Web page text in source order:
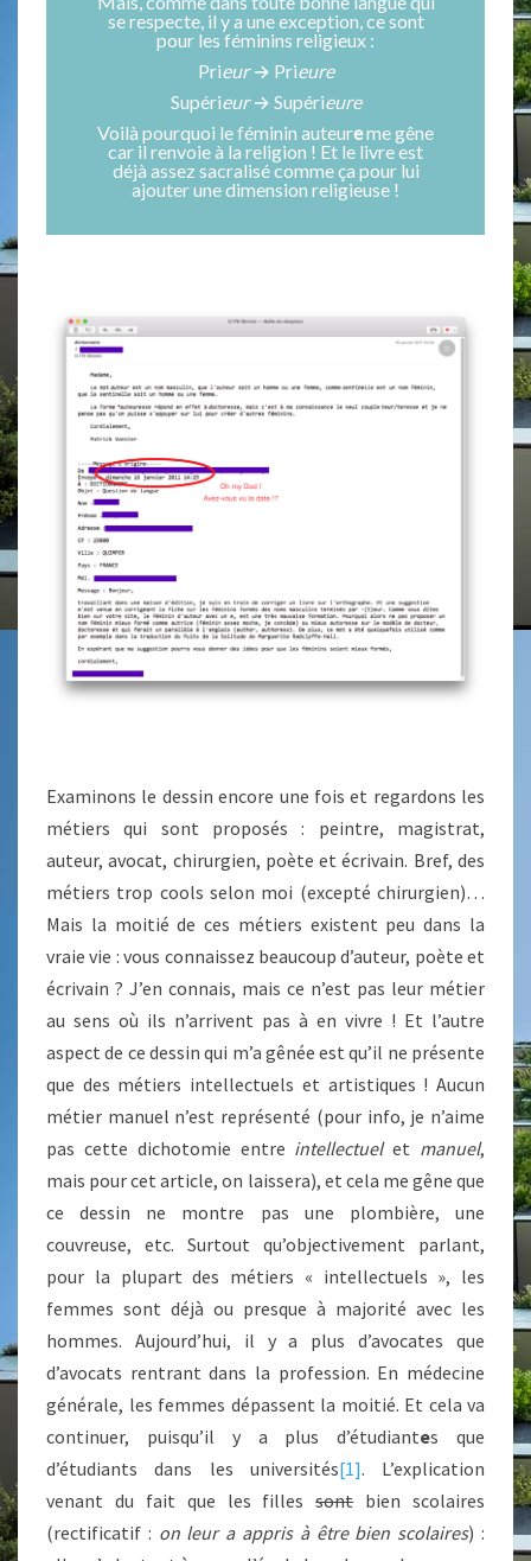
se respecte, il y a une exception, ce sont
pour les féminins religieux :
Prieur→ Prieure
Supérieur→ Supérieure
Voilà pourquoi le féminin auteureme gêne
car il renvoie à la religion ! Et le livre est
déjà assez sacralisé comme ça pour lui
ajouter une dimension religieuse !
Examinons le dessin encore une fois et regardons les
métiers qui sont proposés : peintre, magistrat,
auteur, avocat, chirurgien, poète et écrivain. Bref, des
métiers trop cools selon moi (excepté chirurgien)…
Mais la moitié de ces métiers existent peu dans la
vraie vie : vous connaissez beaucoup d’auteur, poète et
écrivain ? J’en connais, mais ce n’est pas leur métier
au sens où ils n’arrivent pas à en vivre ! Et l’autre
aspect de ce dessin qui m’a gênée est qu’il ne présente
que des métiers intellectuels et artistiques ! Aucun
métier manuel n’est représenté (pour info, je n’aime
pas cette dichotomie entre intellectuelet manuel,
mais pour cet article, on laissera), et cela me gêne que
ce dessin ne montre pas une plombière, une
couvreuse, etc. Surtout qu’objectivement parlant,
pour la plupart des métiers « intellectuels », les
femmes sont déjà ou presque à majorité avec les
hommes. Aujourd’hui, il y a plus d’avocates que
d’avocats rentrant dans la profession. En médecine
générale, les femmes dépassent la moitié. Et cela va
continuer, puisqu’il y a plus d’étudiantes que
d’étudiants dans les universités[1]. L’explication
venant du fait que les fillessontbien scolaires
(rectificatif : on leur a appris à être bien scolaires) :